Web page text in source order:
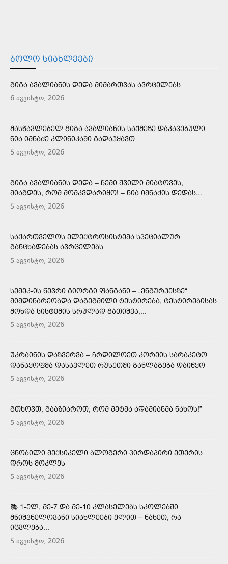
ᲑᲝᲚᲝ ᲡᲘᲐᲮᲚᲔᲔᲑᲘ
ᲒᲘᲒᲐ ᲐᲕᲐᲚᲘᲐᲜᲘᲡ ᲓᲔᲓᲐ ᲛᲘᲛᲐᲠᲗᲕᲐᲡ ᲐᲕᲠᲪᲔᲚᲔᲑᲡ
6 აგვისტო, 2026
ᲛᲐᲡᲬᲐᲕᲚᲔᲑᲔᲚ ᲒᲘᲒᲐ ᲐᲕᲐᲚᲘᲐᲜᲘᲡ ᲡᲐᲥᲛᲔᲖᲔ ᲓᲐᲙᲐᲕᲔᲑᲣᲚᲘ
ᲜᲘᲐ ᲘᲛᲜᲐᲫᲔ ᲙᲚᲘᲜᲘᲙᲐᲨᲘ ᲒᲐᲓᲐᲰᲧᲐᲕᲗ
5 აგვისტო, 2026
ᲒᲘᲒᲐ ᲐᲕᲐᲚᲘᲐᲜᲘᲡ ᲓᲔᲓᲐ – ᲩᲔᲛᲘ ᲨᲕᲘᲚᲘ ᲛᲘᲐᲢᲝᲕᲔᲡ,
ᲛᲘᲐᲒᲓᲔᲡ, ᲠᲝᲛ ᲛᲝᲛᲙᲕᲓᲐᲠᲘᲧᲝ! – ᲜᲘᲐ ᲘᲛᲜᲐᲫᲘᲡ ᲓᲔᲓᲐᲡ...
5 აგვისტო, 2026
ᲡᲐᲥᲐᲠᲗᲕᲔᲚᲝᲡ ᲔᲚᲔᲥᲢᲠᲝᲡᲘᲡᲢᲔᲛᲐ ᲡᲞᲔᲪᲘᲐᲚᲣᲠ
ᲒᲐᲜᲪᲮᲐᲓᲔᲑᲐᲡ ᲐᲕᲠᲪᲔᲚᲔᲑᲡ
5 აგვისტო, 2026
ᲡᲔᲛᲔᲙ-ᲘᲡ ᲬᲔᲕᲠᲘ ᲒᲘᲝᲠᲒᲘ ᲤᲐᲜᲒᲐᲜᲘ – „ᲔᲜᲒᲣᲠᲰᲔᲡᲖᲔ“
ᲛᲘᲛᲓᲘᲜᲐᲠᲔᲝᲑᲓᲐ ᲓᲐᲒᲔᲒᲛᲘᲚᲘ ᲢᲔᲡᲢᲘᲠᲔᲑᲐ, ᲢᲔᲡᲢᲘᲠᲔᲑᲘᲡᲐᲡ
ᲛᲝᲮᲓᲐ ᲡᲘᲡᲢᲔᲛᲘᲡ ᲡᲠᲣᲚᲐᲓ ᲒᲐᲗᲘᲨᲕᲐ,...
5 აგვისტო, 2026
ᲣᲙᲠᲐᲘᲜᲘᲡ ᲓᲐᲖᲕᲔᲠᲕᲐ – ᲩᲠᲓᲘᲚᲝᲔᲗ ᲙᲝᲠᲔᲘᲡ ᲡᲐᲠᲐᲙᲔᲢᲝ
ᲓᲐᲜᲐᲧᲝᲤᲛᲐ ᲓᲐᲡᲐᲕᲚᲔᲗ ᲠᲣᲡᲔᲗᲨᲘ ᲒᲐᲜᲚᲐᲒᲔᲑᲐ ᲓᲐᲘᲬᲧᲝ
5 აგვისტო, 2026
ᲒᲗᲮᲝᲕᲗ, ᲒᲐᲐᲖᲘᲐᲠᲝᲗ, ᲠᲝᲛ ᲛᲔᲢᲛᲐ ᲐᲓᲐᲛᲘᲐᲜᲛᲐ ᲜᲐᲮᲝᲡ!”
5 აგვისტო, 2026
ᲪᲜᲝᲑᲘᲚᲘ ᲛᲔᲥᲡᲘᲙᲔᲚᲘ ᲑᲚᲝᲒᲔᲠᲘ ᲞᲘᲠᲓᲐᲞᲘᲠᲘ ᲔᲗᲔᲠᲘᲡ
ᲓᲠᲝᲡ ᲛᲝᲙᲚᲔᲡ
5 აგვისტო, 2026
📚 1-ᲔᲚ, ᲛᲔ-7 ᲓᲐ ᲛᲔ-10 ᲙᲚᲐᲡᲔᲚᲔᲑᲡ ᲡᲙᲝᲚᲔᲑᲨᲘ
ᲛᲜᲘᲨᲕᲜᲔᲚᲝᲕᲐᲜᲘ ᲡᲘᲐᲮᲚᲔᲔᲑᲘ ᲔᲚᲘᲗ – ᲜᲐᲮᲔᲗ, ᲠᲐ
ᲘᲪᲕᲚᲔᲑᲐ...
5 აგვისტო, 2026